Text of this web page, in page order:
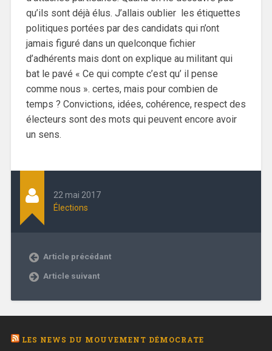
qu’ils sont déjà élus. J’allais oublier les étiquettes
politiques portées par des candidats qui n’ont
jamais figuré dans un quelconque fichier
d’adhérents mais dont on explique au militant qui
bat le pavé « Ce qui compte c’est qu’ il pense
comme nous ». certes, mais pour combien de
temps ? Convictions, idées, cohérence, respect des
électeurs sont des mots qui peuvent encore avoir
un sens.
22 mai 2017
Élections
Article précédant
Article suivant
LES NEWS DU MOUVEMENT DÉMOCRATE